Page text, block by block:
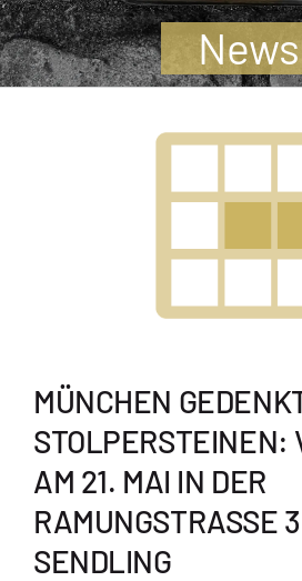
Jugendliche
Unterstützen
News
MÜNCHEN
STOLPERSTEINEN:
AM 21. MAI IN DER
RAMUNGSTRASSE 3
ENDLING